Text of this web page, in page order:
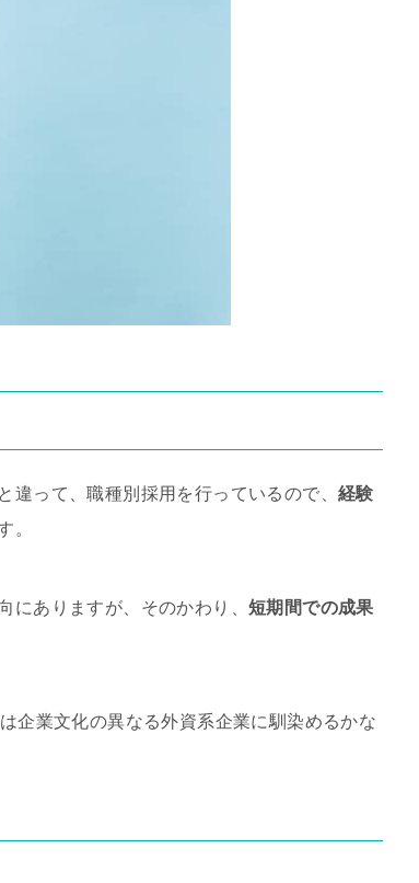
違って、職種別採用を行っているので、経験
。
にありますが、そのかわり、 短期間での成果
企業文化の異なる外資系企業に馴染めるかな